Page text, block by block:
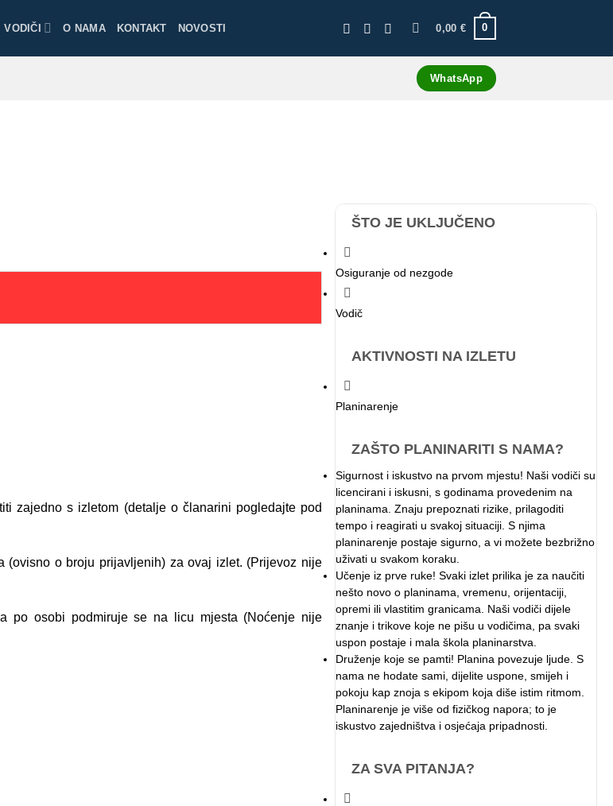
VODIČI O NAMA KONTAKT NOVOSTI 0,00 € 0
WhatsApp
zajedno s izletom (detalje o članarini pogledajte pod
(ovisno o broju prijavljenih) za ovaj izlet. (Prijevoz nije
po osobi podmiruje se na licu mjesta (Noćenje nije
ŠTO JE UKLJUČENO
Osiguranje od nezgode
Vodič
AKTIVNOSTI NA IZLETU
Planinarenje
ZAŠTO PLANINARITI S NAMA?
Sigurnost i iskustvo na prvom mjestu! Naši vodiči su
licencirani i iskusni, s godinama provedenim na
planinama. Znaju prepoznati rizike, prilagoditi
tempo i reagirati u svakoj situaciji. S njima
planinarenje postaje sigurno, a vi možete bezbrižno
uživati u svakom koraku.
Učenje iz prve ruke! Svaki izlet prilika je za naučiti
nešto novo o planinama, vremenu, orijentaciji,
opremi ili vlastitim granicama. Naši vodiči dijele
znanje i trikove koje ne pišu u vodičima, pa svaki
uspon postaje i mala škola planinarstva.
Druženje koje se pamti! Planina povezuje ljude. S
nama ne hodate sami, dijelite uspone, smijeh i
pokoju kap znoja s ekipom koja diše istim ritmom.
Planinarenje je više od fizičkog napora; to je
iskustvo zajedništva i osjećaja pripadnosti.
ZA SVA PITANJA?